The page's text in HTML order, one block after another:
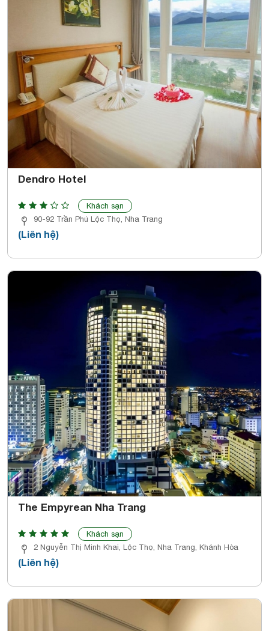
Dendro Hotel
Khách sạn
90-92 Trần Phú Lộc Thọ, Nha Trang
(Liên hệ)
The Empyrean Nha Trang
Khách sạn
2 Nguyễn Thị Minh Khai, Lộc Thọ, Nha Trang, Khánh Hòa
(Liên hệ)